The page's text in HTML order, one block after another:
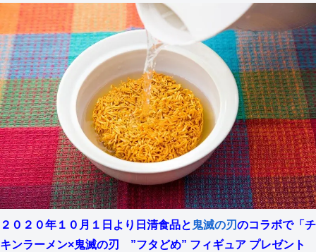
２０２０年１０月１日より日清食品と 鬼滅の刃のコラボで「チ
キンラーメン×鬼滅の刃 ”フタどめ” フィギュア プレゼント